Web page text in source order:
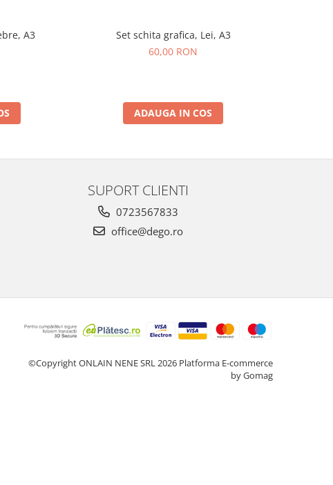
A3
Set schita grafica, Lei, A3
60,00 RON
ADAUGA IN COS
SUPORT CLIENTI
0723567833
office@dego.ro
©Copyright ONLAIN NENE SRL 2026 Platforma E-commerce
by Gomag